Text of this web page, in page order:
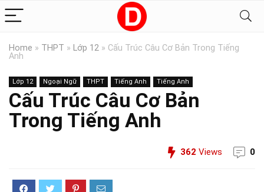
Home » THPT » Lớp 12 » Cấu Trúc Câu Cơ Bản Trong Tiếng
Anh
Lớp 12 Ngoại Ngữ THPT Tiếng Anh Tiếng Anh
Cấu Trúc Câu Cơ Bản
Trong Tiếng Anh
362 Views 0